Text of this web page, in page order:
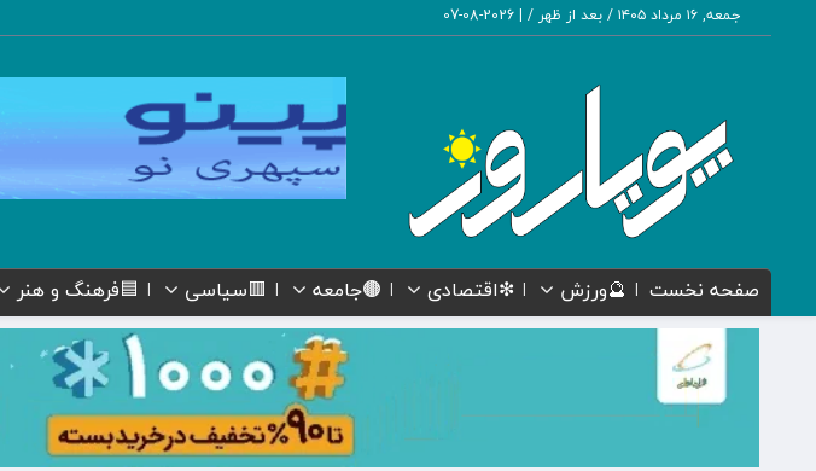
جمعه, ۱۶ مرداد ۱۴۰۵ / بعد از ظهر / |
2026-08-07
صفحه نخست 🔮ورزش ❇اقتصادی 🟤جامعه 🟥سیاسی 🟦فرهنگ و هنر